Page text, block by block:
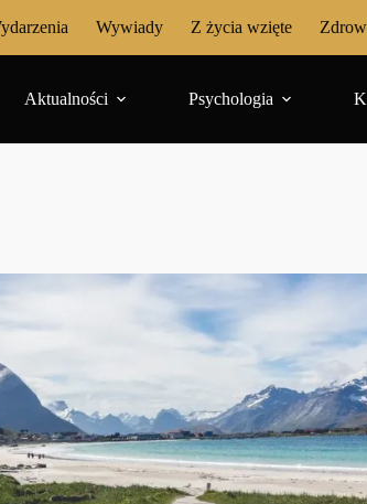
Wywiady Z życia wzięte
Aktualności Psychologia